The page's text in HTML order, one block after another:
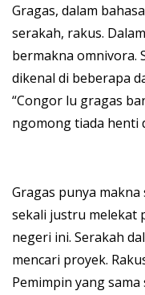
Gragas, dalam
serakah, rakus.
bermakna omnivora.
dikenal di beberapa
“Congor lu gragas
ngomong tiada henti
Gragas punya
sekali justru melekat
negeri ini. Serakah
mencari proyek.
Pemimpin yang